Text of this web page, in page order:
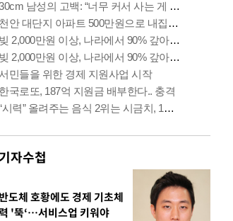
기자수첩
반도체 호황에도 경제 기초체
력 '뚝‘…서비스업 키워야